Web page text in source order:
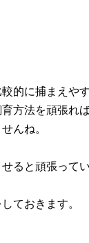
的に捕まえや
方法を頑張れ
んね。
ると頑張って
ておきます。